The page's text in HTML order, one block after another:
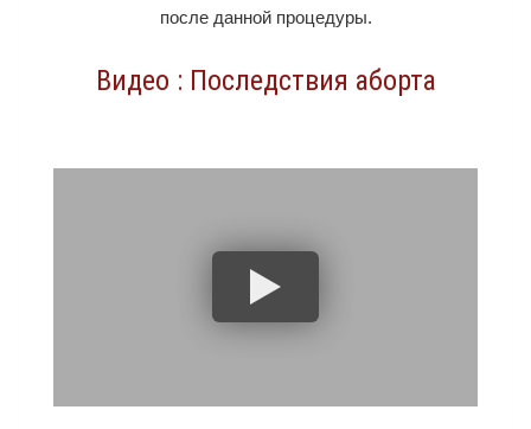
после данной процедуры.
Видео : Последствия аборта